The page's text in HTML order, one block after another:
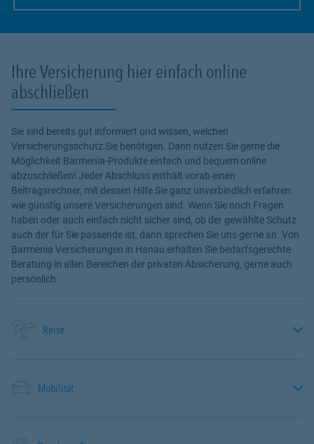
Ihre Versicherung hier einfach online
abschließen
Sie sind bereits gut informiert und wissen, welchen
Versicherungsschutz Sie benötigen. Dann nutzen Sie gerne die
Möglichkeit Barmenia-Produkte einfach und bequem online
abzuschließen! Jeder Abschluss enthält vorab einen
Beitragsrechner, mit dessen Hilfe Sie ganz unverbindlich erfahren
wie günstig unsere Versicherungen sind. Wenn Sie noch Fragen
haben oder auch einfach nicht sicher sind, ob der gewählte Schutz
auch der für Sie passende ist, dann sprechen Sie uns gerne an. Von
Barmenia Versicherungen in Hanau erhalten Sie bedarfsgerechte
Beratung in allen Bereichen der privaten Absicherung, gerne auch
persönlich.
Reise
Mobilität